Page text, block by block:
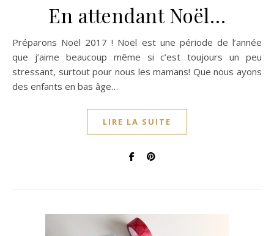
En attendant Noël…
Préparons Noël 2017 ! Noël est une période de l’année
que j’aime beaucoup même si c’est toujours un peu
stressant, surtout pour nous les mamans! Que nous ayons
des enfants en bas âge…
LIRE LA SUITE